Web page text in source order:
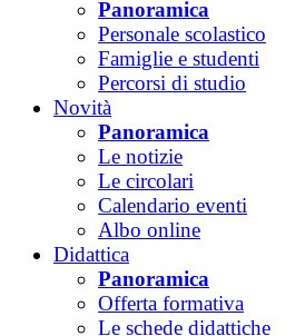
Panoramica
Personale scolastico
Famiglie e studenti
Percorsi di studio
Novità
Panoramica
Le notizie
Le circolari
Calendario eventi
Albo online
Didattica
Panoramica
Offerta formativa
Le schede didattiche